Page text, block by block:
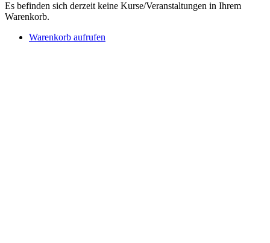
Es befinden sich derzeit keine Kurse/Veranstaltungen in Ihrem
Warenkorb.
Warenkorb aufrufen